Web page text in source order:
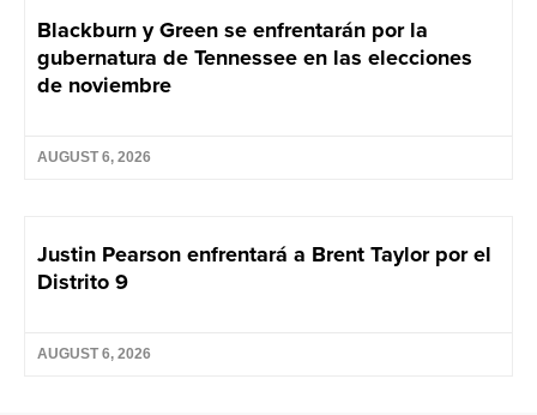
Blackburn y Green se enfrentarán por la
gubernatura de Tennessee en las elecciones
de noviembre
AUGUST 6, 2026
Justin Pearson enfrentará a Brent Taylor por el
Distrito 9
AUGUST 6, 2026